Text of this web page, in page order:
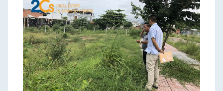
F0:
năm
đất